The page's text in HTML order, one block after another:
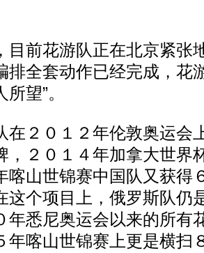
前花游队正在北京紧张
排全套动作已经完成，花
望”。
２０１２年伦敦奥运会
，２０１４年加拿大世界
喀山世锦赛中国队又获得
这个项目上，俄罗斯队仍
年悉尼奥运会以来的所有
年喀山世锦赛上更是横扫